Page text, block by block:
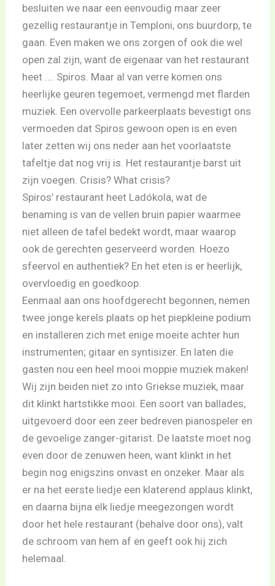
besluiten we naar een eenvoudig maar zeer
gezellig restaurantje in Temploni, ons buurdorp, te
gaan. Even maken we ons zorgen of ook die wel
open zal zijn, want de eigenaar van het restaurant
heet …. Spiros. Maar al van verre komen ons
heerlijke geuren tegemoet, vermengd met flarden
muziek. Een overvolle parkeerplaats bevestigt ons
vermoeden dat Spiros gewoon open is en even
later zetten wij ons neder aan het voorlaatste
tafeltje dat nog vrij is. Het restaurantje barst uit
zijn voegen. Crisis? What crisis?
Spiros’ restaurant heet Ladókola, wat de
benaming is van de vellen bruin papier waarmee
niet alleen de tafel bedekt wordt, maar waarop
ook de gerechten geserveerd worden. Hoezo
sfeervol en authentiek? En het eten is er heerlijk,
overvloedig en goedkoop.
Eenmaal aan ons hoofdgerecht begonnen, nemen
twee jonge kerels plaats op het piepkleine podium
en installeren zich met enige moeite achter hun
instrumenten; gitaar en syntisizer. En laten die
gasten nou een heel mooi moppie muziek maken!
Wij zijn beiden niet zo into Griekse muziek, maar
dit klinkt hartstikke mooi. Een soort van ballades,
uitgevoerd door een zeer bedreven pianospeler en
de gevoelige zanger-gitarist. De laatste moet nog
even door de zenuwen heen, want klinkt in het
begin nog enigszins onvast en onzeker. Maar als
er na het eerste liedje een klaterend applaus klinkt,
en daarna bijna elk liedje meegezongen wordt
door het hele restaurant (behalve door ons), valt
de schroom van hem af en geeft ook hij zich
helemaal.